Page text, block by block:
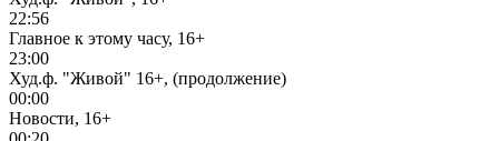
22:56
Главное к этому часу, 16+
23:00
Худ.ф. "Живой" 16+, (продолжение)
00:00
Новости, 16+